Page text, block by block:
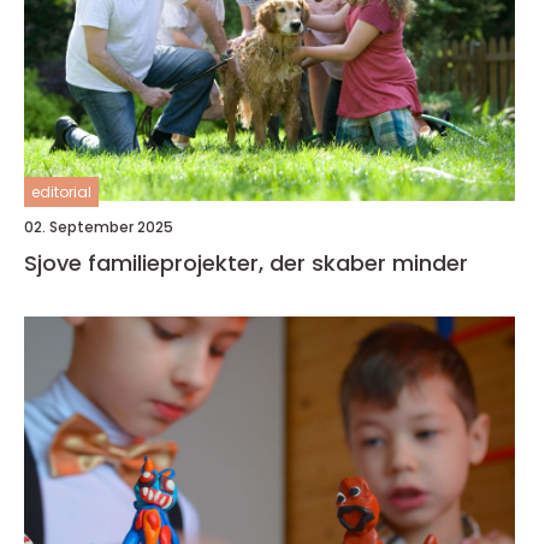
editorial
02. September 2025
Sjove familieprojekter, der skaber minder